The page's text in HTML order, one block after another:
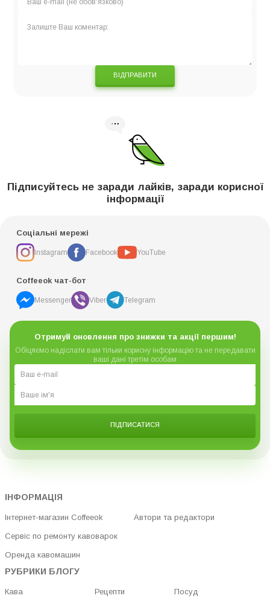
ВІДПРАВИТИ
Підписуйтесь не заради лайків, заради корисної
інформації
Соціальні мережі
Instagram Facebook YouTube
Coffeeok чат-бот
Messenger Viber Telegram
Отримуй оновлення про знижки та акції першим!
Обіцяємо надіслати вам тільки корисну інформацію та не передавати
ваші дані третім особам
ПІДПИСАТИСЯ
ІНФОРМАЦІЯ
Інтернет-магазин Coffeeok
Сервіс по ремонту кавоварок
Оренда кавомашин
Автори та редактори
РУБРИКИ БЛОГУ
Кава Рецепти Посуд